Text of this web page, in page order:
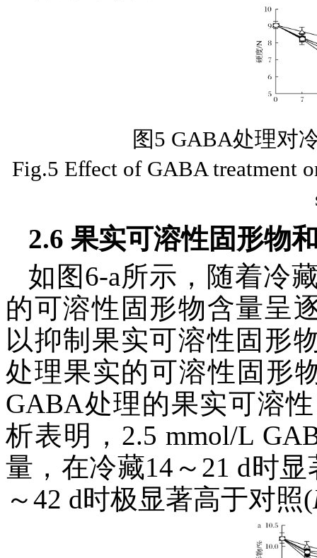
图5 GABA处理对
Fig.5 Effect of GABA treatment
2.6 果实可溶性固形物
如图6-a所示，随着冷
的可溶性固形物含量呈
以抑制果实可溶性固形
处理果实的可溶性固形
GABA处理的果实可溶
析表明，2.5 mmol/L
量，在冷藏14～21 d时
～42 d时极显著高于对照(